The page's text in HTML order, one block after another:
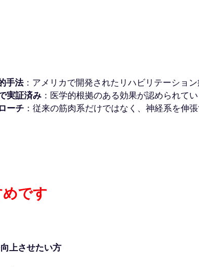
手法：アメリカで開発されたリハビリテーショ
実証済み ：医学的根拠のある効果が認められて
ーチ ：従来の筋肉系だけではなく、神経系を伸
です
上させたい方